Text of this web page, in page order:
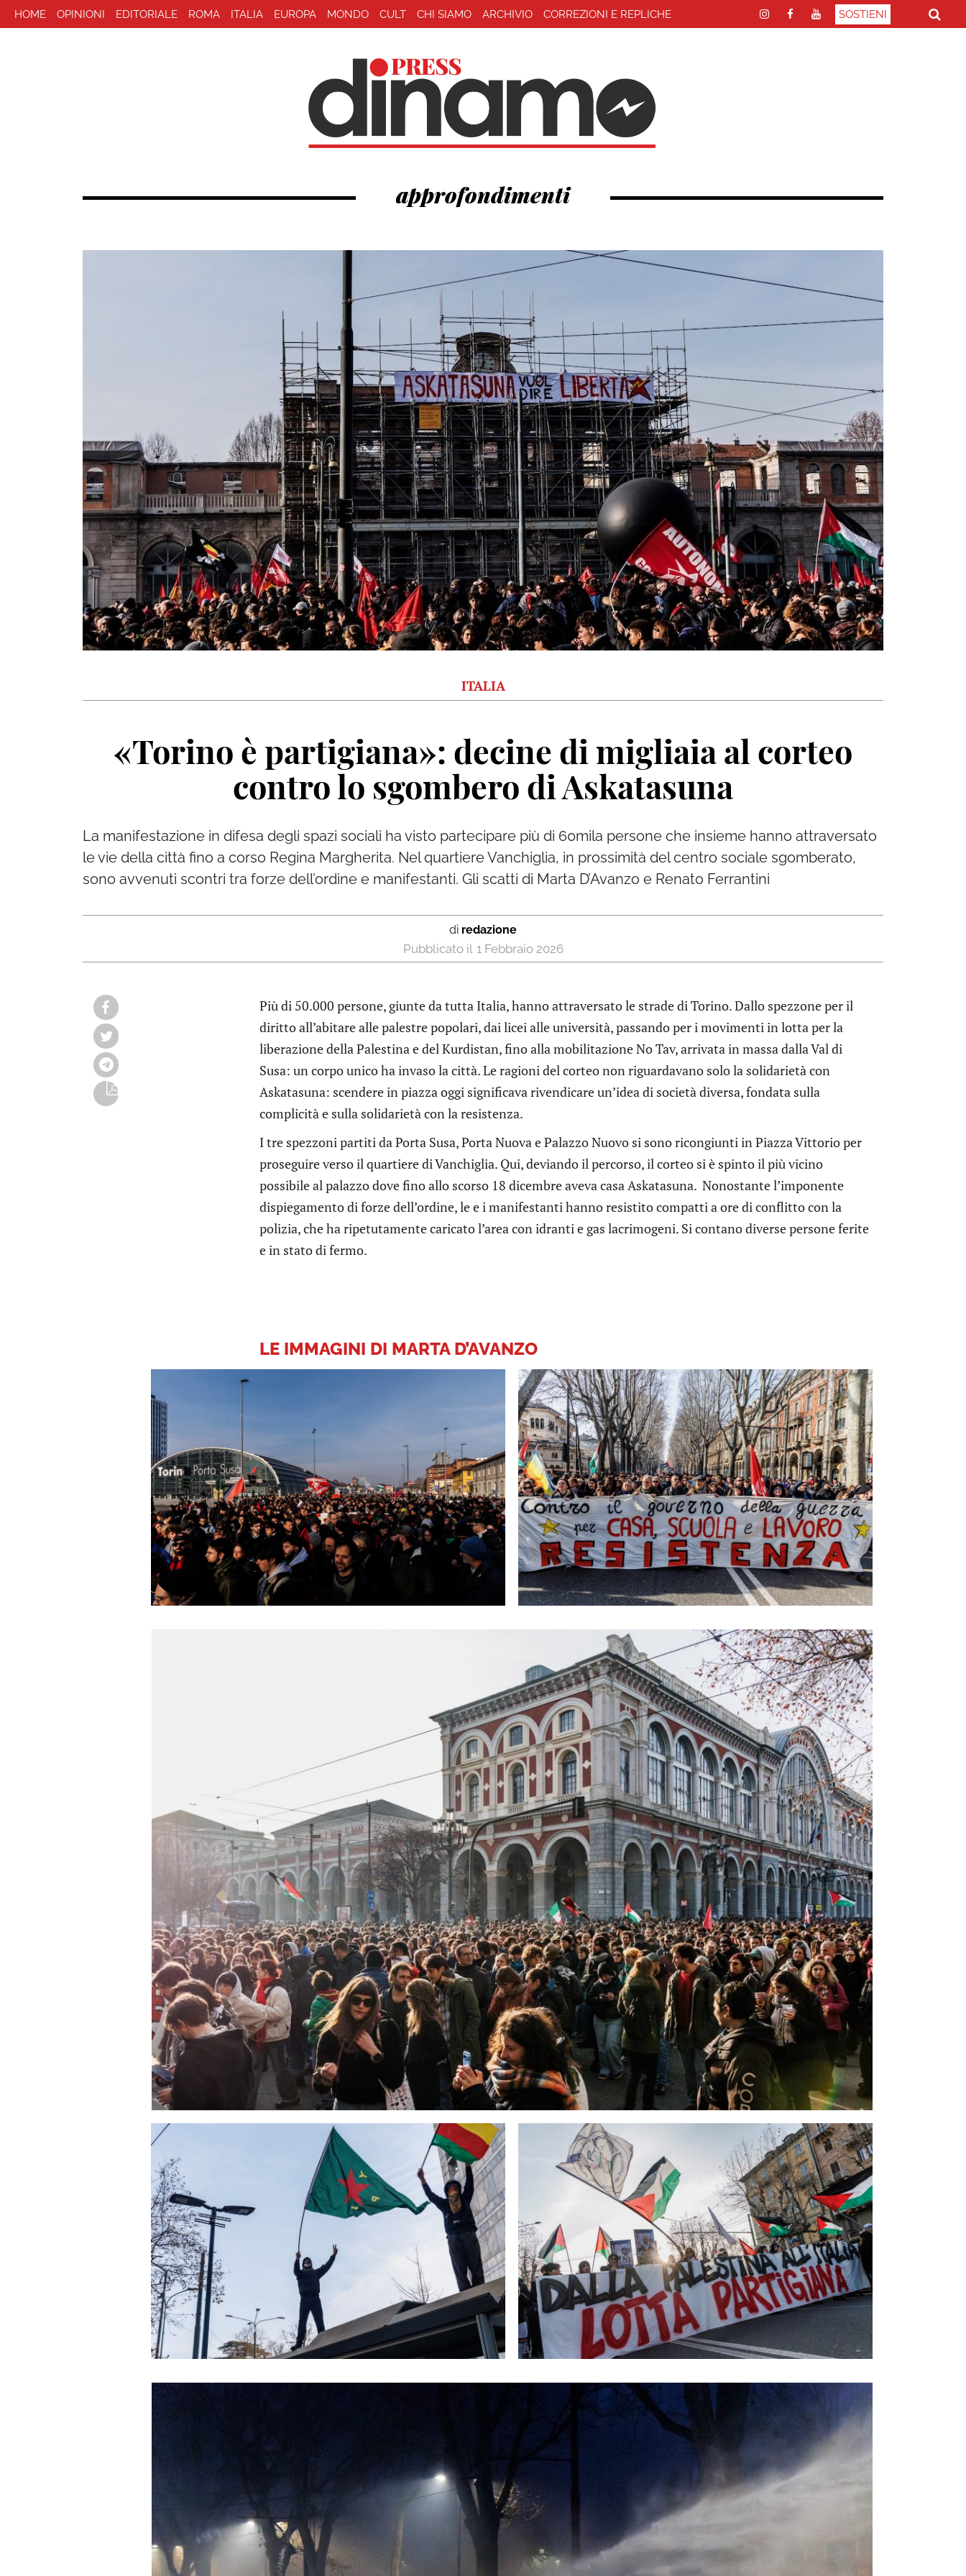
HOME OPINIONI EDITORIALE ROMA ITALIA EUROPA MONDO CULT CHI SIAMO ARCHIVIO CORREZIONI E REPLICHE SOSTIENI
approfondimenti
ITALIA
«Torino è partigiana»: decine di migliaia al corteo
contro lo sgombero di Askatasuna
La manifestazione in difesa degli spazi sociali ha visto partecipare più di 60mila persone che insieme hanno attraversato
le vie della città fino a corso Regina Margherita. Nel quartiere Vanchiglia, in prossimità del centro sociale sgomberato,
sono avvenuti scontri tra forze dell’ordine e manifestanti. Gli scatti di Marta D’Avanzo e Renato Ferrantini
di redazione
1 Febbraio 2026
Più di 50.000 persone, giunte da tutta Italia, hanno attraversato le strade di Torino. Dallo spezzone per il
diritto all’abitare alle palestre popolari, dai licei alle università, passando per i movimenti in lotta per la
liberazione della Palestina e del Kurdistan, fino alla mobilitazione No Tav, arrivata in massa dalla Val di
Susa: un corpo unico ha invaso la città. Le ragioni del corteo non riguardavano solo la solidarietà con
Askatasuna: scendere in piazza oggi significava rivendicare un’idea di società diversa, fondata sulla
complicità e sulla solidarietà con la resistenza.
I tre spezzoni partiti da Porta Susa, Porta Nuova e Palazzo Nuovo si sono ricongiunti in Piazza Vittorio per
proseguire verso il quartiere di Vanchiglia. Qui, deviando il percorso, il corteo si è spinto il più vicino
possibile al palazzo dove fino allo scorso 18 dicembre aveva casa Askatasuna. Nonostante l’imponente
dispiegamento di forze dell’ordine, le e i manifestanti hanno resistito compatti a ore di conflitto con la
polizia, che ha ripetutamente caricato l’area con idranti e gas lacrimogeni. Si contano diverse persone ferite
e in stato di fermo.
LE IMMAGINI DI MARTA D’AVANZO